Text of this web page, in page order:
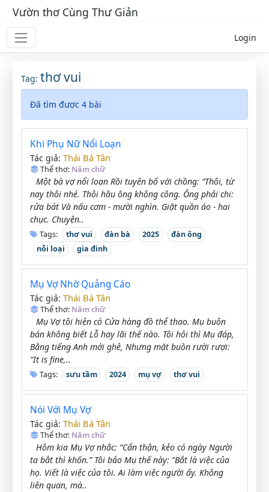
Vườn thơ Cùng Thư Giản
Login
Tag: thơ vui
Đã tìm được 4 bài
Khi Phụ Nữ Nổi Loạn
Tác giả: Thái Bá Tân
Thể thơ: Năm chữ
Một bà vợ nổi loạn Rồi tuyên bố với chồng: “Thôi, từ
nay thôi nhé. Thôi hầu ông không công. Ông phải chi:
rửa bát Và nấu cơm - mười nghìn. Giặt quần áo - hai
chục. Chuyện..
Tags: thơ vui đàn bà 2025
đàn ông
nỗi loại
gia đinh
Mụ Vợ Nhờ Quảng Cáo
Tác giả: Thái Bá Tân
Thể thơ: Năm chữ
Mụ Vợ tôi hiện có Cửa hàng đồ thể thao. Mụ buôn
bán không biết Lỗ hay lãi thế nào. Tôi hỏi thì Mụ đáp,
Bằng tiếng Anh mới ghê, Nhưng mặt buồn rười rượi:
“It is fine,..
Tags: sưu tầm 2024 mụ vợ thơ vui
Nói Với Mụ Vợ
Tác giả: Thái Bá Tân
Thể thơ: Năm chữ
Hôm kia Mụ Vợ nhắc: “Cẩn thận, kẻo có ngày Người
ta bắt thì khốn.” Tôi bảo Mụ thế này: “Bắt là việc của
họ. Viết là việc của tôi. Ai làm việc người ấy. Không
liên quan, mà..